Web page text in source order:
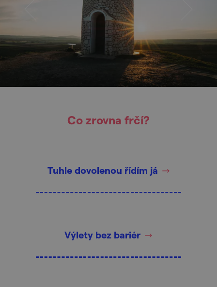
Co zrovna frčí?
Tuhle dovolenou řídím já
Výlety bez bariér